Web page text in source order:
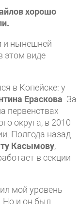
хорошо
и нынешней
этом виде
в Копейске: у
Ераскова . За
первенствах
округа, в 2010
Полгода назад
Касымову,
в секции
мой уровень
Но и он был